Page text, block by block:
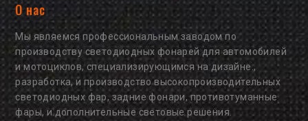
О нас
Мы являемся профессиональным заводом по
производству светодиодных фонарей для автомобилей
и мотоциклов, специализирующимся на дизайне.,
разработка, и производство высокопроизводительных
светодиодных фар, задние фонари, противотуманные
фары, и дополнительные световые решения.